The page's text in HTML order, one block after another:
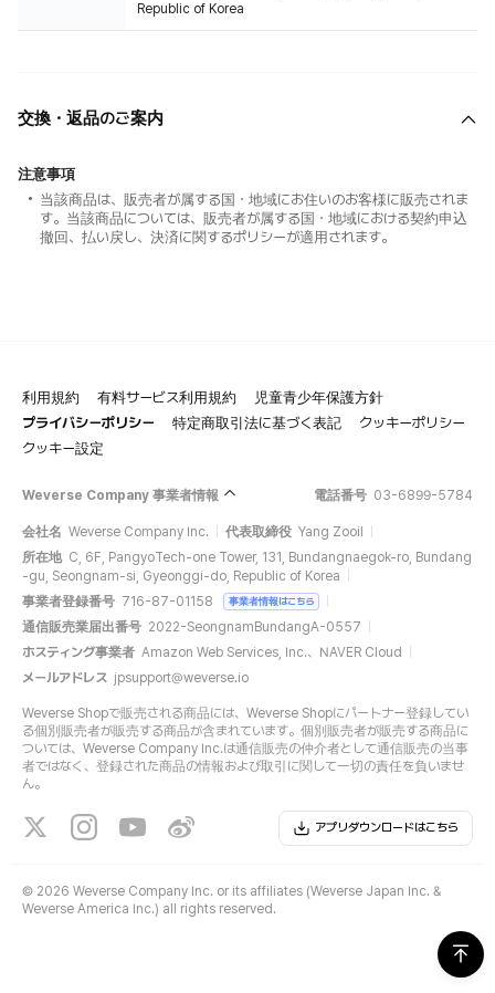
Republic of Korea
交換・返品のご案内
注意事項
当該商品は、販売者が属する国・地域にお住いのお客様に販売されま
す。当該商品については、販売者が属する国・地域における契約申込
撤回、払い戻し、決済に関するポリシーが適用されます。
利用規約 有料サービス利用規約
児童青少年保護方針
プライバシーポリシー
特定商取引法に基づく表記
クッキーポリシー
クッキー設定
Weverse Company 事業者情報 電話番号 03-6899-5784
会社名 Weverse Company Inc. 代表取締役 Yang Zooil
所在地 C, 6F, PangyoTech-one Tower, 131, Bundangnaegok-ro, Bundang
-gu, Seongnam-si, Gyeonggi-do, Republic of Korea
事業者登録番号 716-87-01158 事業者情報はこちら
通信販売業届出番号 2022-SeongnamBundangA-0557
ホスティング事業者 Amazon Web Services, Inc.、NAVER Cloud
メールアドレス jpsupport@weverse.io
Weverse Shopで販売される商品には、Weverse Shopにパートナー登録してい
る個別販売者が販売する商品が含まれています。個別販売者が販売する商品に
ついては、Weverse Company Inc.は通信販売の仲介者として通信販売の当事
者ではなく、登録された商品の情報および取引に関して一切の責任を負いませ
ん。
アプリダウンロードはこちら
© 2026 Weverse Company Inc. or its affiliates (Weverse Japan Inc. &
Weverse America Inc.) all rights reserved.